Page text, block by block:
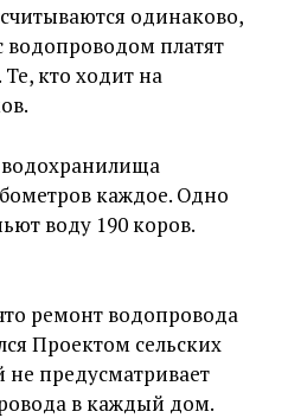
одинаково,
водопроводом платят
кто ходит на
водохранилища
каждое. Одно
воду 190 коров.
ремонт водопровода
Проектом сельских
предусматривает
в каждый дом.